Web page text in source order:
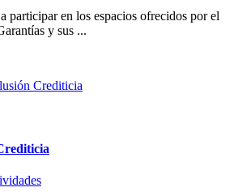
participar en los espacios ofrecidos por el
y sus ...